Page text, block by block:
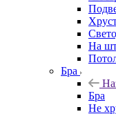
На
Бра
Бра
Не